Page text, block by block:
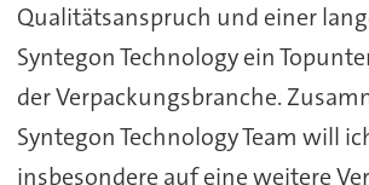
Qualitätsanspruch und einer
Syntegon Technology ein
der Verpackungsbranche.
Syntegon Technology Team will
insbesondere auf eine weitere